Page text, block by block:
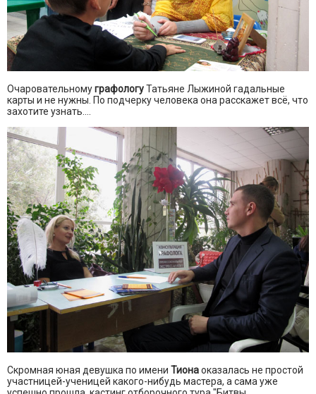
ОчаровательномуграфологуТатьяне Лыжиной гадальные
карты и не нужны. По подчерку человека она расскажет всё, что
захотите узнать....
Скромная юная девушка по имени Тионаоказалась не простой
участницей-ученицей какого-нибудь мастера, а сама уже